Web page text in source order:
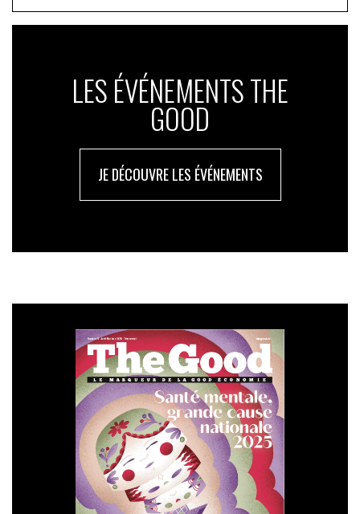
LES ÉVÉNEMENTS THE
GOOD
JE DÉCOUVRE LES ÉVÉNEMENTS